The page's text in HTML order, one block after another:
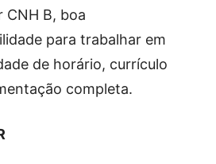
CNH B, boa
para trabalhar em
de horário, currículo
completa.